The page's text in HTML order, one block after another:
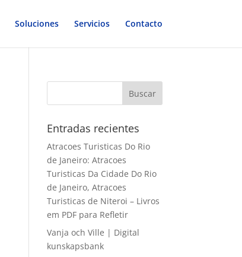
Soluciones Servicios Contacto
Entradas recientes
Atracoes Turisticas Do Rio
de Janeiro: Atracoes
Turisticas Da Cidade Do Rio
de Janeiro, Atracoes
Turisticas de Niteroi – Livros
em PDF para Refletir
Vanja och Ville | Digital
kunskapsbank